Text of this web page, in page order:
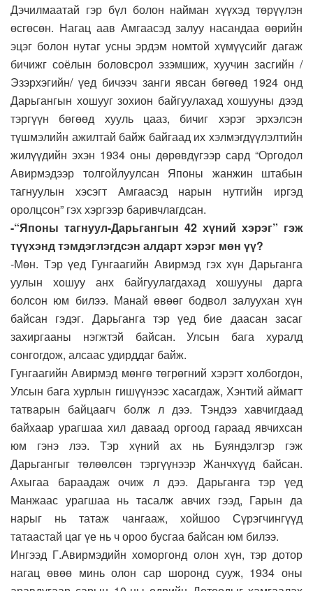
Дэчилмаатай гэр бүл болон найман хүүхэд төрүүлэн
өсгөсөн. Нагац аав Амгаасэд залуу насандаа өөрийн
эцэг болон нутаг усны эрдэм номтой хүмүүсийг дагаж
бичижг соёлын боловсрол эзэмшиж, хуучин засгийн /
Эзэрхэгийн/ үед бичээч занги явсан бөгөөд 1924 онд
Дарьгангын хошууг зохион байгуулахад хошууны дээд
тэргүүн бөгөөд хууль цааз, бичиг хэрэг эрхэлсэн
түшмэлийн ажилтай байж байгаад их хэлмэгдүүлэлтийн
жилүүдийн эхэн 1934 оны дөрөвдүгээр сард “Оргодол
Авирмэдээр толгойлуулсан Японы жанжин штабын
тагнуулын хэсэгт Амгаасэд нарын нутгийн иргэд
оролцсон” гэх хэргээр баривчлагдсан.
-“Японы тагнуул-Дарьгангын 42 хүний хэрэг” гэж
түүхэнд тэмдэглэгдсэн алдарт хэрэг мөн үү?
-Мөн. Тэр үед Гунгаагийн Авирмэд гэх хүн Дарьганга
уулын хошуу анх байгуулагдахад хошууны дарга
болсон юм билээ. Манай өвөөг бодвол залуухан хүн
байсан гэдэг. Дарьганга тэр үед бие даасан засаг
захиргааны нэгжтэй байсан. Улсын бага хуралд
сонгогдож, алсаас удирддаг байж.
Гунгаагийн Авирмэд мөнгө төгрөгний хэрэгт холбогдон,
Улсын бага хурлын гишүүнээс хасагдаж, Хэнтий аймагт
татварын байцаагч болж л дээ. Тэндээ хавчигдаад
байхаар урагшаа хил даваад оргоод гараад явчихсан
юм гэнэ лээ. Тэр хүний ах нь Буяндэлгэр гэж
Дарьгангыг төлөөлсөн тэргүүнээр Жанчхүүд байсан.
Ахыгаа бараадаж очиж л дээ. Дарьганга тэр үед
Манжаас урагшаа нь тасалж авчих гээд, Гарын да
нарыг нь татаж чангааж, хойшоо Сүрэгчингүүд
татаастай цаг үе нь ч ороо бусгаа байсан юм билээ.
Ингээд Г.Авирмэдийн хоморгонд олон хүн, тэр дотор
нагац өвөө минь олон сар шоронд сууж, 1934 оны